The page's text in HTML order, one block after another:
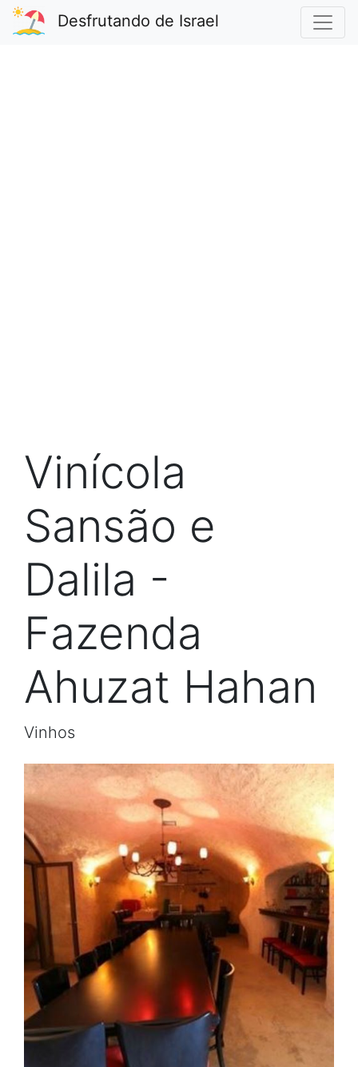
Desfrutando de Israel
Vinícola
Sansão e
Dalila -
Fazenda
Ahuzat Hahan
Vinhos